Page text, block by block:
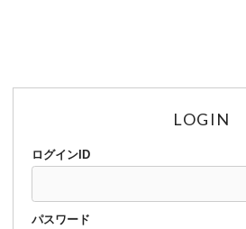
LOGIN
ログインID
パスワード